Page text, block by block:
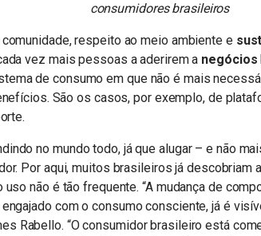
consumidores brasileiros
respeito ao meio ambiente e
vez mais pessoas a aderirem a negócios
de consumo em que não é mais
São os casos, por exemplo, de
no mundo todo, já que alugar – e não
Por aqui, muitos brasileiros já descobriam
não é tão frequente. “A mudança de
com o consumo consciente, já é
Rabello. “O consumidor brasileiro está